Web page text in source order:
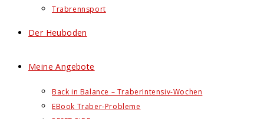
Trabrennsport
Der Heuboden
Meine Angebote
Back in Balance – TraberIntensiv-Wochen
EBook Traber-Probleme